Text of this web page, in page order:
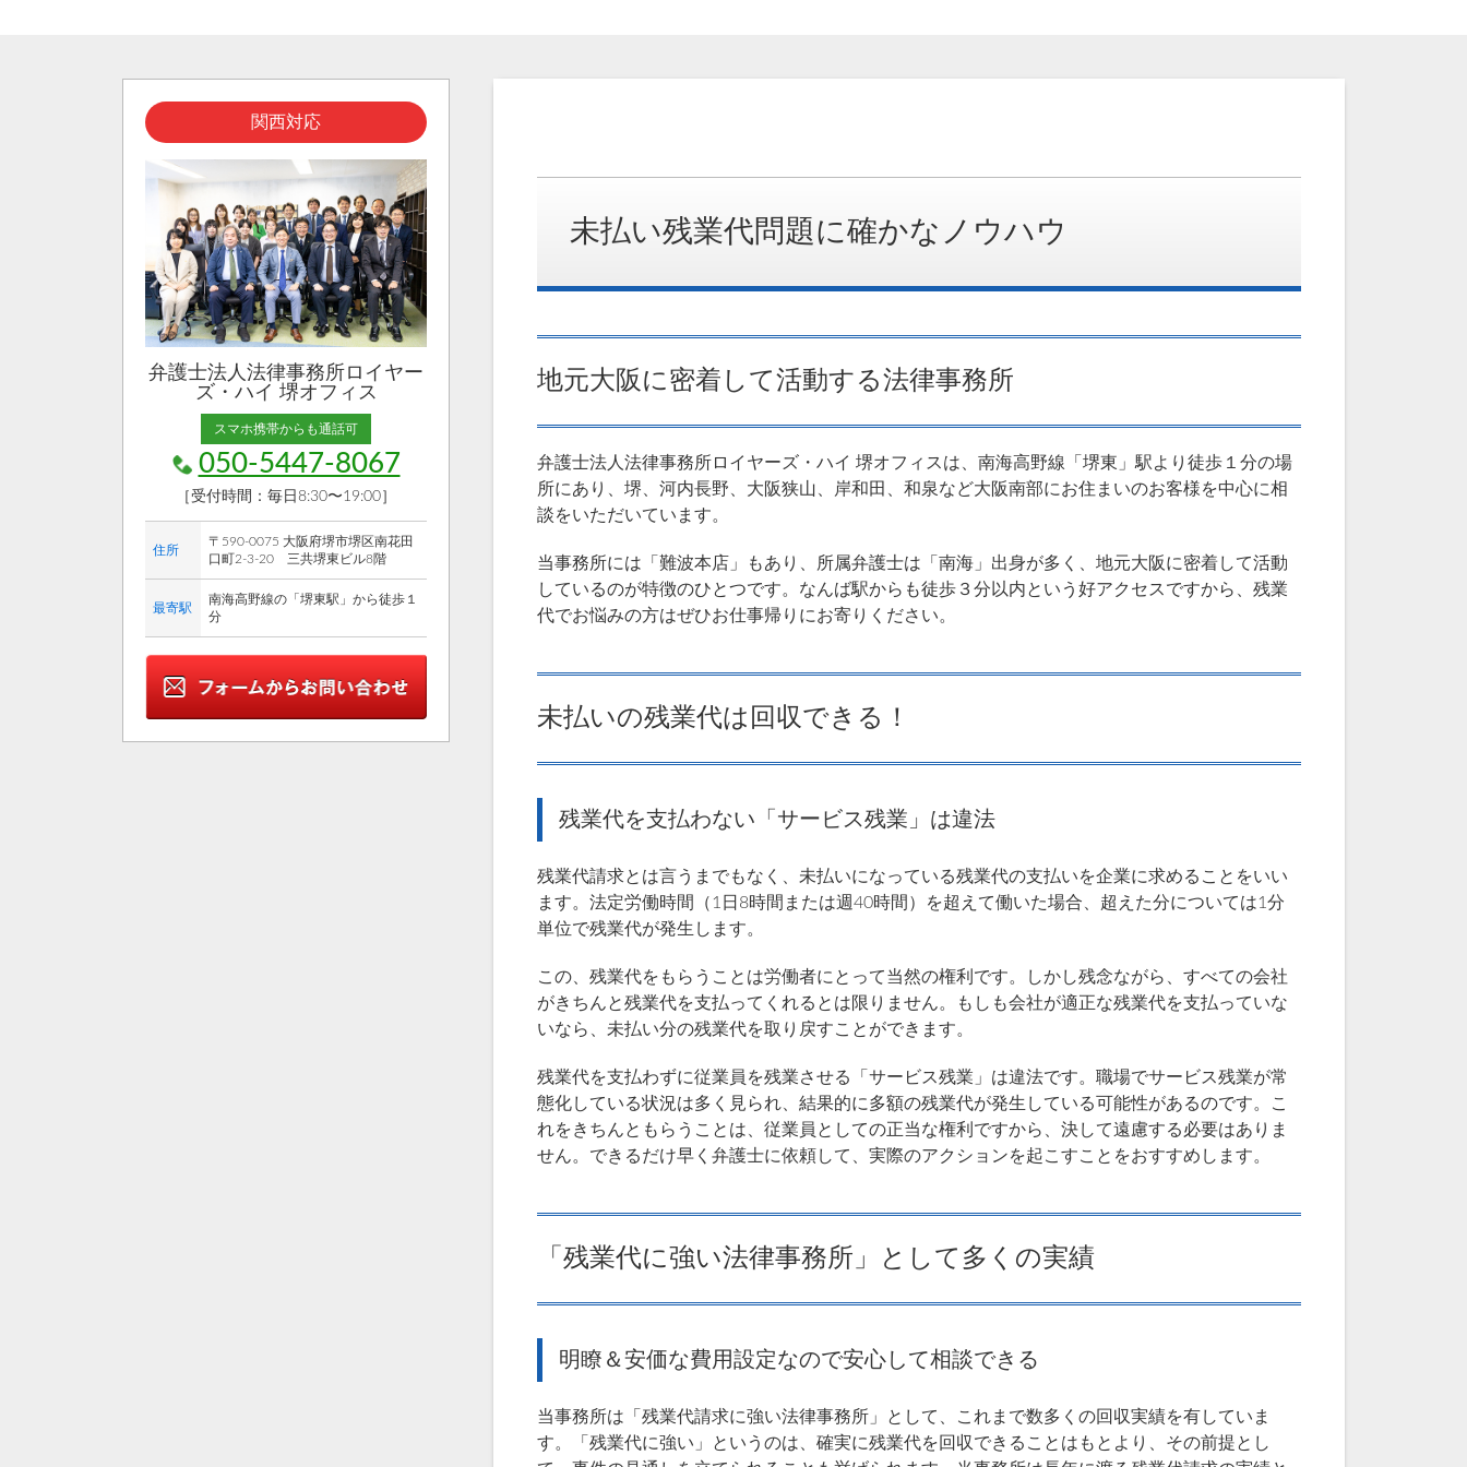
未払い残業代問題に確かなノウハウ
地元大阪に密着して活動する法律事務所
弁護士法人法律事務所ロイヤーズ・ハイ 堺オフィスは、南海高野線「堺東」駅より徒歩１分の場
所にあり、堺、河内長野、大阪狭山、岸和田、和泉など大阪南部にお住まいのお客様を中心に相
談をいただいています。
当事務所には「難波本店」もあり、所属弁護士は「南海」出身が多く、地元大阪に密着して活動
しているのが特徴のひとつです。なんば駅からも徒歩３分以内という好アクセスですから、残業
代でお悩みの方はぜひお仕事帰りにお寄りください。
未払いの残業代は回収できる！
残業代を支払わない「サービス残業」は違法
残業代請求とは言うまでもなく、未払いになっている残業代の支払いを企業に求めることをいい
ます。法定労働時間（1日8時間または週40時間）を超えて働いた場合、超えた分については1分
単位で残業代が発生します。
この、残業代をもらうことは労働者にとって当然の権利です。しかし残念ながら、すべての会社
がきちんと残業代を支払ってくれるとは限りません。もしも会社が適正な残業代を支払っていな
いなら、未払い分の残業代を取り戻すことができます。
残業代を支払わずに従業員を残業させる「サービス残業」は違法です。職場でサービス残業が常
態化している状況は多く見られ、結果的に多額の残業代が発生している可能性があるのです。こ
れをきちんともらうことは、従業員としての正当な権利ですから、決して遠慮する必要はありま
せん。できるだけ早く弁護士に依頼して、実際のアクションを起こすことをおすすめします。
「残業代に強い法律事務所」として多くの実績
明瞭＆安価な費用設定なので安心して相談できる
当事務所は「残業代請求に強い法律事務所」として、これまで数多くの回収実績を有していま
す。「残業代に強い」というのは、確実に残業代を回収できることはもとより、その前提とし
関西対応
弁護士法人法律事務所ロイヤー
ズ・ハイ 堺オフィス
スマホ携帯からも通話可
050-5447-8067
［受付時間：毎日8:30〜19:00］
住所
〒590-0075 大阪府堺市堺区南花田
口町2-3-20 三共堺東ビル8階
最寄駅
南海高野線の「堺東駅」から徒歩１
分